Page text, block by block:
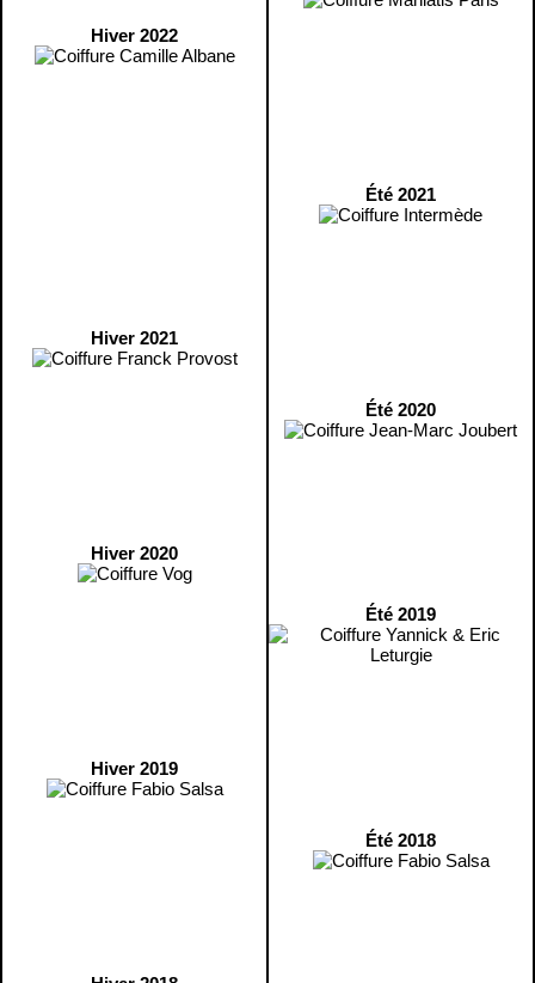
Hiver 2022
Hiver 2021
Hiver 2020
Hiver 2019
Été 2021
Été 2020
Été 2019
Été 2018